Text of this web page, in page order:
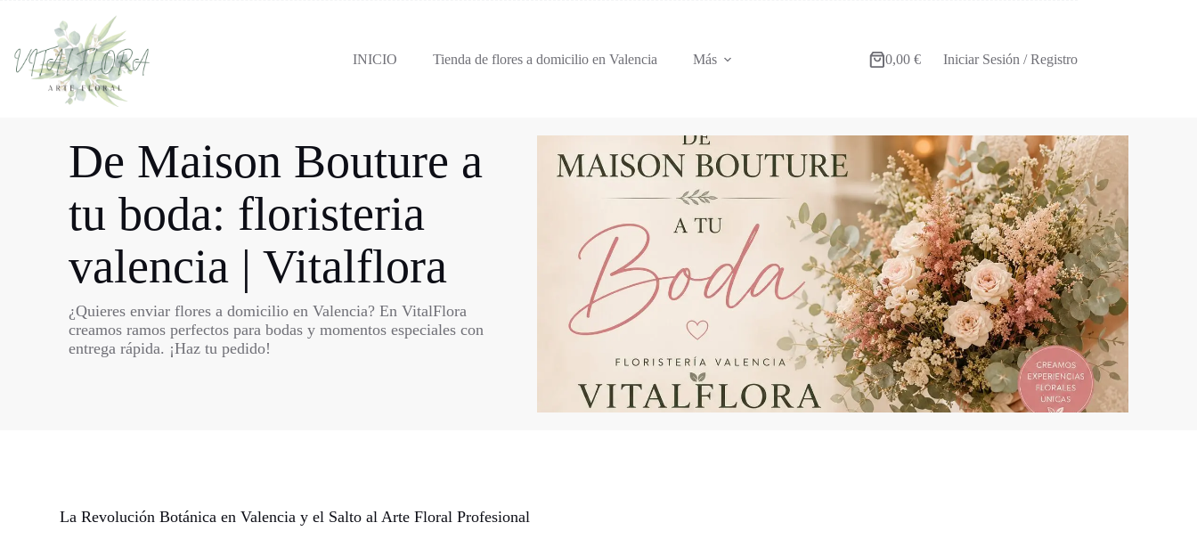
INICIO Tienda de flores a domicilio en Valencia Más 0,00 € Iniciar Sesión / Registro
De Maison Bouture a
tu boda: floristeria
valencia | Vitalflora
¿Quieres enviar flores a domicilio en Valencia? En VitalFlora
creamos ramos perfectos para bodas y momentos especiales con
entrega rápida. ¡Haz tu pedido!
La Revolución Botánica en Valencia y el Salto al Arte Floral Profesional